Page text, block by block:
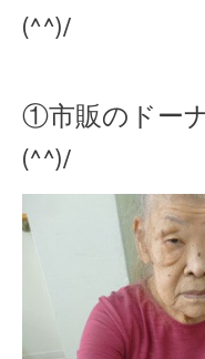
(^^)/
①市販のドー
(^^)/